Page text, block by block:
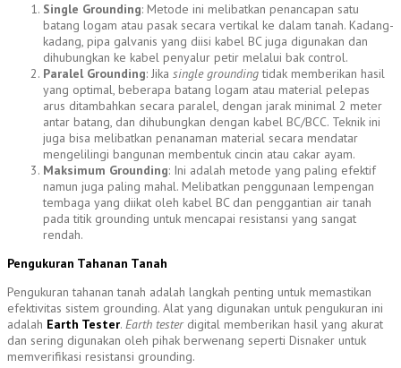
Single Grounding: Metode ini melibatkan penancapan satu
batang logam atau pasak secara vertikal ke dalam tanah. Kadang-
kadang, pipa galvanis yang diisi kabel BC juga digunakan dan
dihubungkan ke kabel penyalur petir melalui bak control.
Paralel Grounding: Jika single groundingtidak memberikan hasil
yang optimal, beberapa batang logam atau material pelepas
arus ditambahkan secara paralel, dengan jarak minimal 2 meter
antar batang, dan dihubungkan dengan kabel BC/BCC. Teknik ini
juga bisa melibatkan penanaman material secara mendatar
mengelilingi bangunan membentuk cincin atau cakar ayam.
Maksimum Grounding: Ini adalah metode yang paling efektif
namun juga paling mahal. Melibatkan penggunaan lempengan
tembaga yang diikat oleh kabel BC dan penggantian air tanah
pada titik grounding untuk mencapai resistansi yang sangat
rendah.
Pengukuran Tahanan Tanah
Pengukuran tahanan tanah adalah langkah penting untuk memastikan
efektivitas sistem grounding. Alat yang digunakan untuk pengukuran ini
adalah Earth Tester. Earth testerdigital memberikan hasil yang akurat
dan sering digunakan oleh pihak berwenang seperti Disnaker untuk
memverifikasi resistansi grounding.